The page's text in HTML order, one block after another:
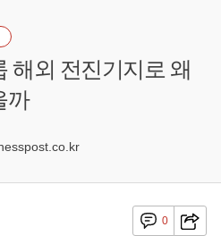
해외 전진기지로 왜
까
0